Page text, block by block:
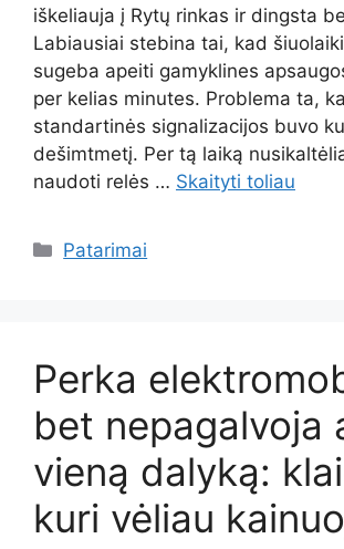
iškeliauja į Rytų rinkas ir dingsta
Labiausiai stebina tai, kad
sugeba apeiti gamyklines
per kelias minutes. Problema ta,
standartinės signalizacijos buvo
dešimtmetį. Per tą laiką
naudoti relės … Skaityti toliau
Kategorijos
Patarimai
Perka
bet nepagalvoja
vieną dalyką:
kuri vėliau